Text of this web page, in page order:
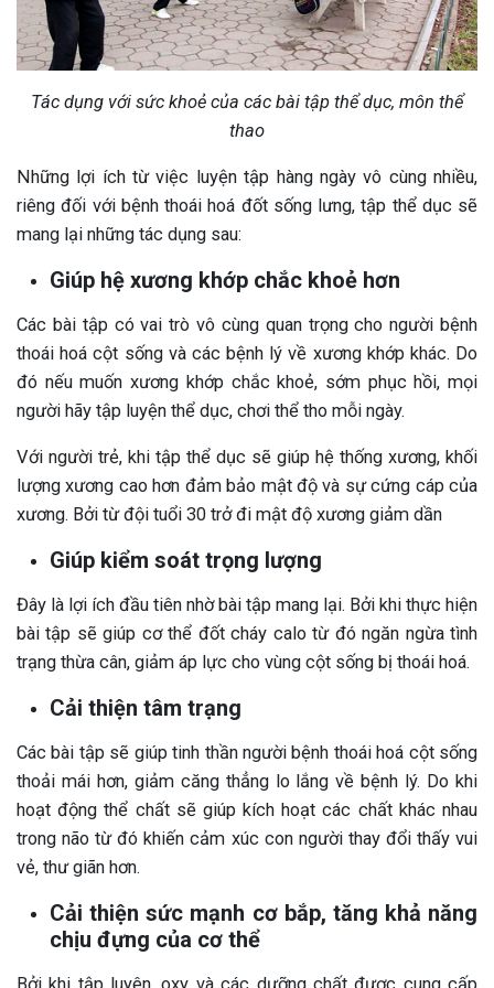
Tác dụng với sức khoẻ của các bài tập thể dục, môn thể
thao
Những lợi ích từ việc luyện tập hàng ngày vô cùng nhiều,
riêng đối với bệnh thoái hoá đốt sống lưng, tập thể dục sẽ
mang lại những tác dụng sau:
Giúp hệ xương khớp chắc khoẻ hơn
Các bài tập có vai trò vô cùng quan trọng cho người bệnh
thoái hoá cột sống và các bệnh lý về xương khớp khác. Do
đó nếu muốn xương khớp chắc khoẻ, sớm phục hồi, mọi
người hãy tập luyện thể dục, chơi thể tho mỗi ngày.
Với người trẻ, khi tập thể dục sẽ giúp hệ thống xương, khối
lượng xương cao hơn đảm bảo mật độ và sự cứng cáp của
xương. Bởi từ đội tuổi 30 trở đi mật độ xương giảm dần
Giúp kiểm soát trọng lượng
Đây là lợi ích đầu tiên nhờ bài tập mang lại. Bởi khi thực hiện
bài tập sẽ giúp cơ thể đốt cháy calo từ đó ngăn ngừa tình
trạng thừa cân, giảm áp lực cho vùng cột sống bị thoái hoá.
Cải thiện tâm trạng
Các bài tập sẽ giúp tinh thần người bệnh thoái hoá cột sống
thoải mái hơn, giảm căng thẳng lo lắng về bệnh lý. Do khi
hoạt động thể chất sẽ giúp kích hoạt các chất khác nhau
trong não từ đó khiến cảm xúc con người thay đổi thấy vui
vẻ, thư giãn hơn.
Cải thiện sức mạnh cơ bắp, tăng khả năng
chịu đựng của cơ thể